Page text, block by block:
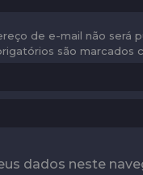
de e-mail não será
são marcados
dados neste